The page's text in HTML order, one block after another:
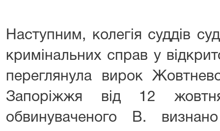
Наступним, колегія суддів
кримінальних справ у
переглянула вирок
Запоріжжя від 12
обвинуваченого В.